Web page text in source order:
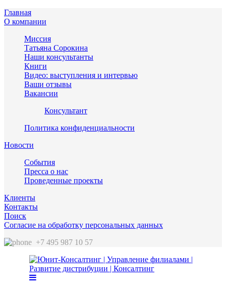
Главная
О компании
Миссия
Татьяна Сорокина
Наши консультанты
Книги
Видео: выступления и интервью
Ваши отзывы
Вакансии
Консультант
Политика конфиденциальности
Новости
События
Пресса о нас
Проведенные проекты
Клиенты
Контакты
Поиск
Согласие на обработку персональных данных
+7 495 987 10 57